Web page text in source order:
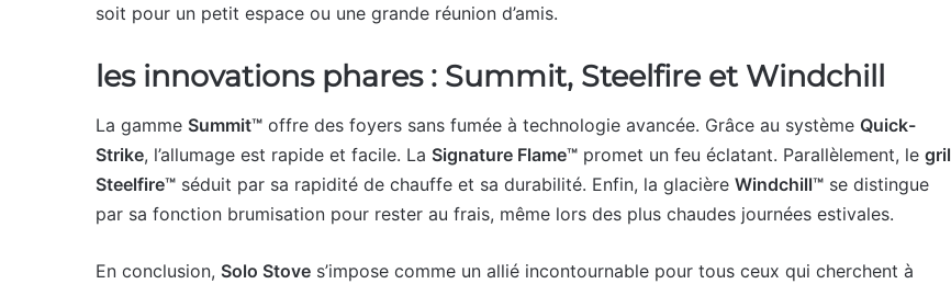
soit pour un petit espace ou une grande réunion d’amis.
les innovations phares : Summit, Steelfire et Windchill
La gamme Summit™ offre des foyers sans fumée à technologie avancée. Grâce au système Quick-
Strike, l’allumage est rapide et facile. La Signature Flame™ promet un feu éclatant. Parallèlement, le gril
Steelfire™ séduit par sa rapidité de chauffe et sa durabilité. Enfin, la glacière Windchill™ se distingue
par sa fonction brumisation pour rester au frais, même lors des plus chaudes journées estivales.
En conclusion, Solo Stove s’impose comme un allié incontournable pour tous ceux qui cherchent à